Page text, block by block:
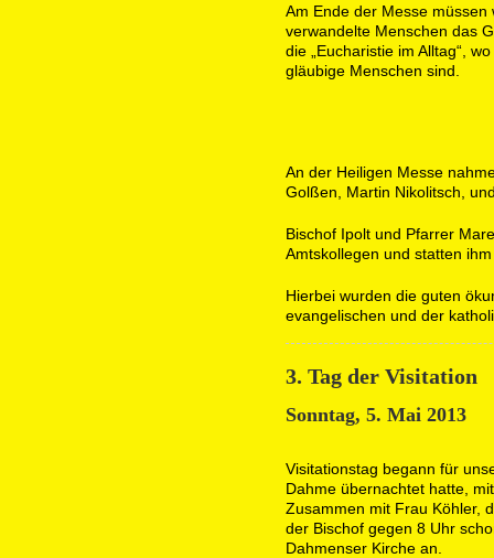
Am Ende der Messe
verwandelte Menschen das
die „Eucharistie im Alltag“,
gläubige Menschen sind.
An der Heiligen Messe
Golßen, Martin Nikolitsch,
Bischof Ipolt und Pfarrer
Amtskollegen und statten
Hierbei wurden die guten
evangelischen und der
3. Tag der Visitation
Sonntag, 5. Mai 2013
Visitationstag begann für
Dahme übernachtet hatte,
Zusammen mit Frau Köhler,
der Bischof gegen 8 Uhr
Dahmenser Kirche an.